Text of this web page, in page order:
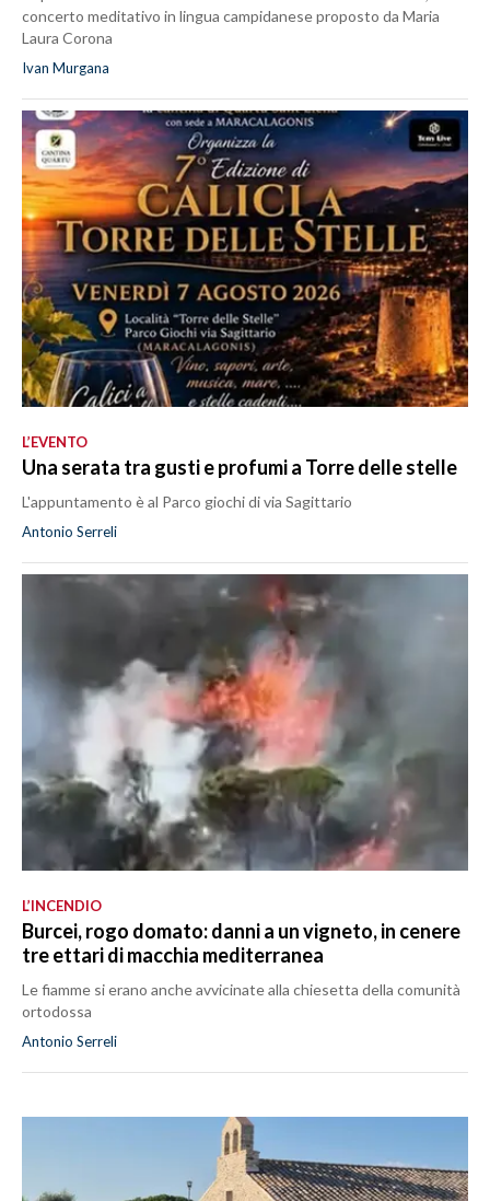
concerto meditativo in lingua campidanese proposto da Maria
Laura Corona
Ivan Murgana
L’EVENTO
Una serata tra gusti e profumi a Torre delle stelle
L'appuntamento è al Parco giochi di via Sagittario
Antonio Serreli
L’INCENDIO
Burcei, rogo domato: danni a un vigneto, in cenere
tre ettari di macchia mediterranea
Le fiamme si erano anche avvicinate alla chiesetta della comunità
ortodossa
Antonio Serreli